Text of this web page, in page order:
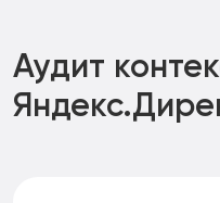
всего используется в
ВКонтакте и Telegram.
основные категории:
Табачные изделия,
сигареты и жидкости
Алкогольные
Аудит